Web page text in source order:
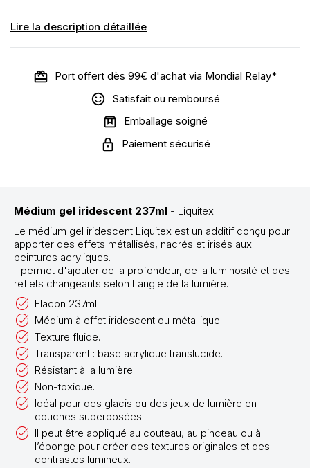
Lire la description détaillée
Port offert dès 99€ d'achat via Mondial Relay*
Satisfait ou remboursé
Emballage soigné
Paiement sécurisé
Médium gel iridescent 237ml - Liquitex
Le médium gel iridescent Liquitex est un additif conçu pour
apporter des effets métallisés, nacrés et irisés aux
peintures acryliques.
Il permet d'ajouter de la profondeur, de la luminosité et des
reflets changeants selon l'angle de la lumière.
Flacon 237ml.
Médium à effet iridescent ou métallique.
Texture fluide.
Transparent : base acrylique translucide.
Résistant à la lumière.
Non-toxique.
Idéal pour des glacis ou des jeux de lumière en
couches superposées.
Il peut être appliqué au couteau, au pinceau ou à
l’éponge pour créer des textures originales et des
contrastes lumineux.